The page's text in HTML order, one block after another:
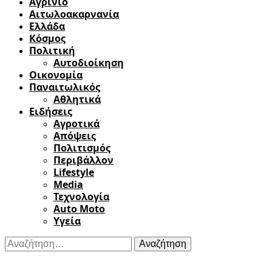
Αιτωλοακαρνανία
Ελλάδα
Κόσμος
Πολιτική
Αυτοδιοίκηση
Οικονομία
Παναιτωλικός
Αθλητικά
Ειδήσεις
Αγροτικά
Απόψεις
Πολιτισμός
Περιβάλλον
Lifestyle
Media
Τεχνολογία
Auto Moto
Υγεία
Αναζήτηση
για: